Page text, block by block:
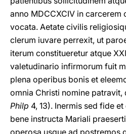
anno MDCCXCIV in carcerem
vocata. Aetate civilis
clerum iuvare perrexit, ut
iterum constitueretur atque
valetudinario infirmorum fuit
plena operibus bonis et
omnia Christi nomine
Philp 4, 13). Inermis sed fide
bene instructa Mariali
operosa usque ad postremos